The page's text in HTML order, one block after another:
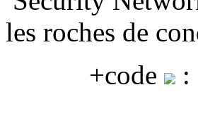
les roches de
+code
: